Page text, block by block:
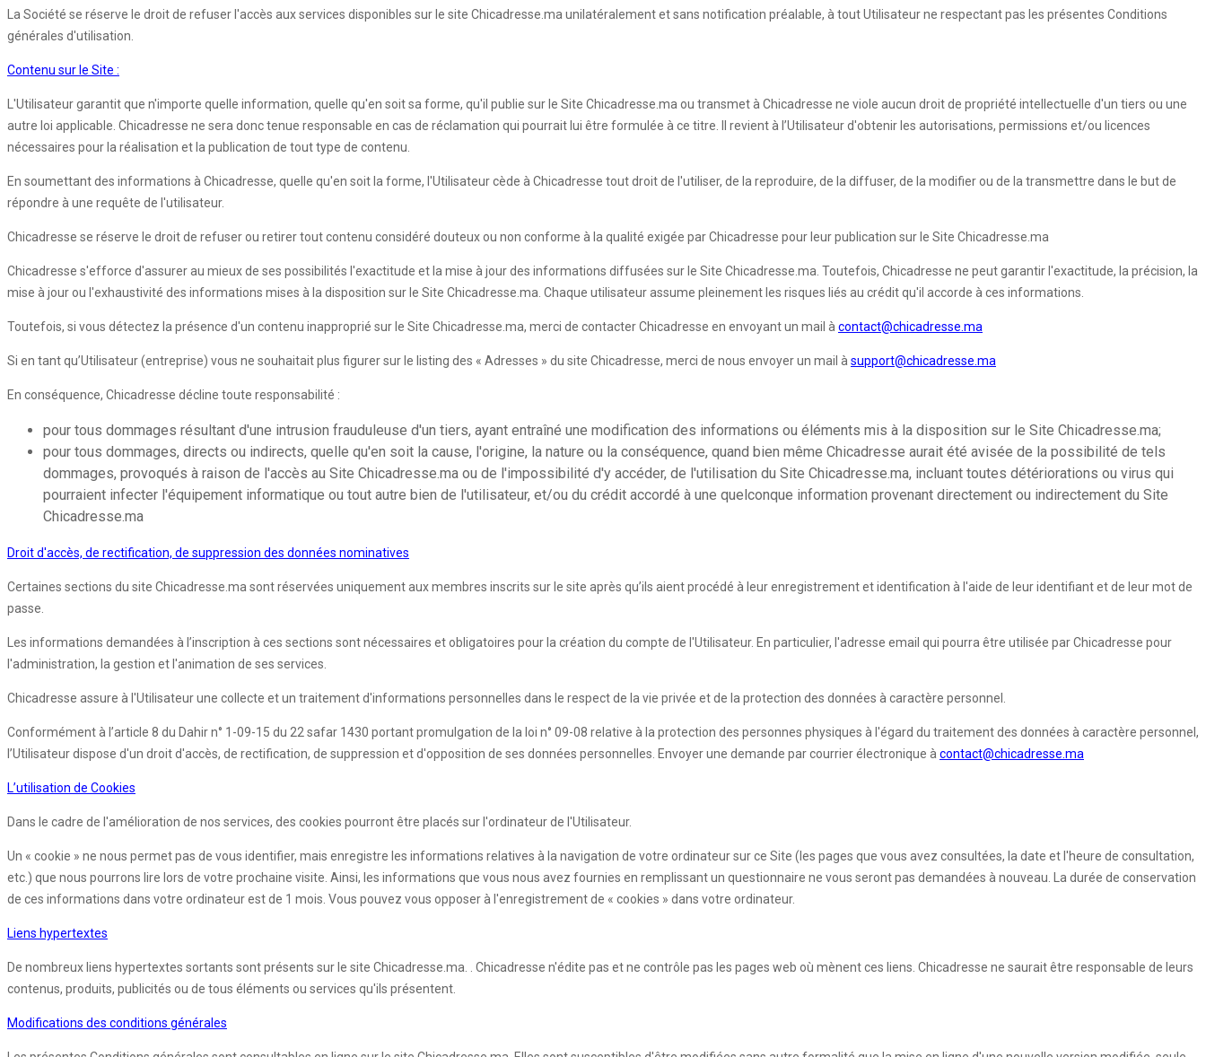
La Société se réserve le droit de refuser l'accès aux services disponibles sur le site Chicadresse.ma unilatéralement et sans notification préalable, à tout Utilisateur ne respectant pas les présentes Conditions
générales d'utilisation.
Contenu sur le Site :
L'Utilisateur garantit que n'importe quelle information, quelle qu'en soit sa forme, qu'il publie sur le Site Chicadresse.ma ou transmet à Chicadresse ne viole aucun droit de propriété intellectuelle d'un tiers ou une
autre loi applicable. Chicadresse ne sera donc tenue responsable en cas de réclamation qui pourrait lui être formulée à ce titre. Il revient à l’Utilisateur d'obtenir les autorisations, permissions et/ou licences
nécessaires pour la réalisation et la publication de tout type de contenu.
En soumettant des informations à Chicadresse, quelle qu'en soit la forme, l'Utilisateur cède à Chicadresse tout droit de l'utiliser, de la reproduire, de la diffuser, de la modifier ou de la transmettre dans le but de
répondre à une requête de l'utilisateur.
Chicadresse se réserve le droit de refuser ou retirer tout contenu considéré douteux ou non conforme à la qualité exigée par Chicadresse pour leur publication sur le Site Chicadresse.ma
Chicadresse s'efforce d'assurer au mieux de ses possibilités l'exactitude et la mise à jour des informations diffusées sur le Site Chicadresse.ma. Toutefois, Chicadresse ne peut garantir l'exactitude, la précision, la
mise à jour ou l'exhaustivité des informations mises à la disposition sur le Site Chicadresse.ma. Chaque utilisateur assume pleinement les risques liés au crédit qu'il accorde à ces informations.
Toutefois, si vous détectez la présence d'un contenu inapproprié sur le Site Chicadresse.ma, merci de contacter Chicadresse en envoyant un mail àcontact@chicadresse.ma
Si en tant qu’Utilisateur (entreprise) vous ne souhaitait plus figurer sur le listing des « Adresses » du site Chicadresse, merci de nous envoyer un mail àsupport@chicadresse.ma
En conséquence, Chicadresse décline toute responsabilité :
pour tous dommages résultant d'une intrusion frauduleuse d'un tiers, ayant entraîné une modification des informations ou éléments mis à la disposition sur le Site Chicadresse.ma;
pour tous dommages, directs ou indirects, quelle qu'en soit la cause, l'origine, la nature ou la conséquence, quand bien même Chicadresse aurait été avisée de la possibilité de tels
dommages, provoqués à raison de l'accès au Site Chicadresse.ma ou de l'impossibilité d'y accéder, de l'utilisation du Site Chicadresse.ma, incluant toutes détériorations ou virus qui
pourraient infecter l'équipement informatique ou tout autre bien de l'utilisateur, et/ou du crédit accordé à une quelconque information provenant directement ou indirectement du Site
Chicadresse.ma
Droit d'accès, de rectification, de suppression des données nominatives
Certaines sections du site Chicadresse.ma sont réservées uniquement aux membres inscrits sur le site après qu’ils aient procédé à leur enregistrement et identification à l'aide de leur identifiant et de leur mot de
passe.
Les informations demandées à l’inscription à ces sections sont nécessaires et obligatoires pour la création du compte de l'Utilisateur. En particulier, l'adresse email qui pourra être utilisée par Chicadresse pour
l'administration, la gestion et l'animation de ses services.
Chicadresse assure à l'Utilisateur une collecte et un traitement d'informations personnelles dans le respect de la vie privée et de la protection des données à caractère personnel.
Conformément à l’article 8 du Dahir n° 1-09-15 du 22 safar 1430 portant promulgation de la loi n° 09-08 relative à la protection des personnes physiques à l'égard du traitement des données à caractère personnel,
l’Utilisateur dispose d'un droit d'accès, de rectification, de suppression et d'opposition de ses données personnelles. Envoyer une demande par courrier électronique àcontact@chicadresse.ma
L’utilisation de Cookies
Dans le cadre de l'amélioration de nos services, des cookies pourront être placés sur l'ordinateur de l'Utilisateur.
Un « cookie » ne nous permet pas de vous identifier, mais enregistre les informations relatives à la navigation de votre ordinateur sur ce Site (les pages que vous avez consultées, la date et l'heure de consultation,
etc.) que nous pourrons lire lors de votre prochaine visite. Ainsi, les informations que vous nous avez fournies en remplissant un questionnaire ne vous seront pas demandées à nouveau. La durée de conservation
de ces informations dans votre ordinateur est de 1 mois. Vous pouvez vous opposer à l'enregistrement de « cookies » dans votre ordinateur.
Liens hypertextes
De nombreux liens hypertextes sortants sont présents sur le site Chicadresse.ma. . Chicadresse n'édite pas et ne contrôle pas les pages web où mènent ces liens. Chicadresse ne saurait être responsable de leurs
contenus, produits, publicités ou de tous éléments ou services qu'ils présentent.
Modifications des conditions générales